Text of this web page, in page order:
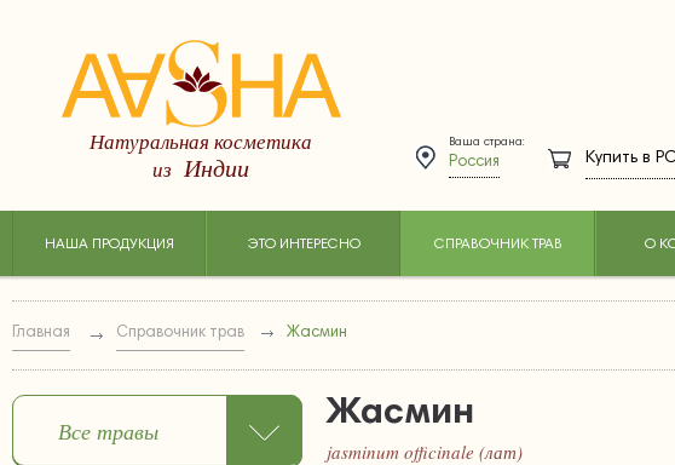
Натуральная косметика
из Индии
Ваша страна:
Россия Купить в
НАША ПРОДУКЦИЯ ЭТО ИНТЕРЕСНО СПРАВОЧНИК ТРАВ О
Главная Справочник трав Жасмин
Жасмин
jasminum officinale (лат)
Все травы